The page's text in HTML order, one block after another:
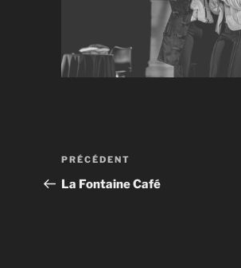
Navigation
de
Article
précédent
PRÉCÉDENT
La Fontaine Café